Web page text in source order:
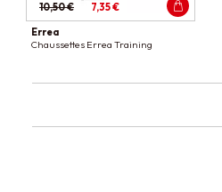
10,50 € 7,35 €
Errea
Chaussettes Errea Training